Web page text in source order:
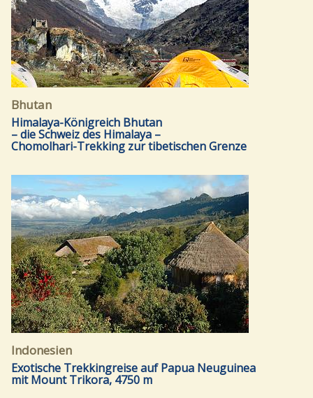
Bhutan
Himalaya-Königreich Bhutan
– die Schweiz des Himalaya –
Chomolhari-Trekking zur tibetischen Grenze
Indonesien
Exotische Trekkingreise auf Papua Neuguinea
mit Mount Trikora, 4750 m